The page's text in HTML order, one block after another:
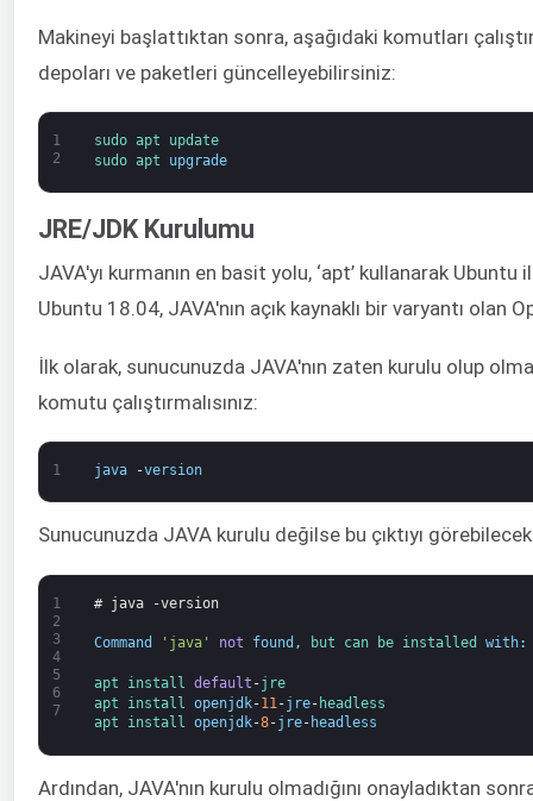
Makineyi başlattıktan sonra, aşağıdaki komutları
depoları ve paketleri güncelleyebilirsiniz:
1
2
sudo apt
update
sudo apt upgrade
JRE/JDK Kurulumu
JAVA'yı kurmanın en basit yolu, ‘apt’ kullanarak
Ubuntu 18.04, JAVA'nın açık kaynaklı bir varyantı olan
İlk olarak, sunucunuzda JAVA'nın zaten kurulu olup
komutu çalıştırmalısınız:
1 java -version
Sunucunuzda JAVA kurulu değilse bu çıktıyı
1
2
3
4
5
6
7
# java -version
Command 'java' not found , but can be installed with:
apt install default -jre
apt
install openjdk-11 -jre- headless
apt
install openjdk-8-jre- headless
Ardından, JAVA'nın kurulu olmadığını onayladıktan